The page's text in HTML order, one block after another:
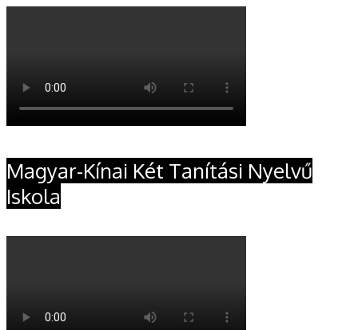
Magyar-Kínai Két Tanítási Nyelvű
Iskola